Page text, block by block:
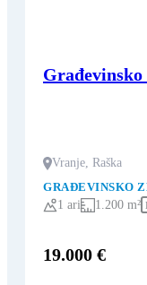
Vranje, Raška
GRAĐEVINSKO
1 ari 1.200 m²
19.000 €